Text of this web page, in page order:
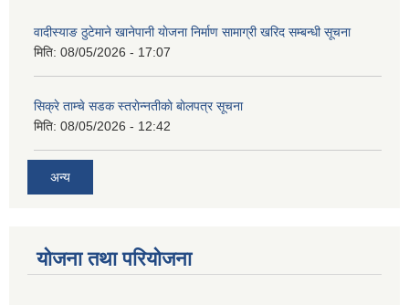
वादीस्याङ ठुटेमाने खानेपानी याेजना निर्माण सामाग्री खरिद सम्बन्धी सूचना
मिति: 08/05/2026 - 17:07
सिक्रे ताम्चे सडक स्तराेन्नतीकाे बाेलपत्र सूचना
मिति: 08/05/2026 - 12:42
अन्य
योजना तथा परियोजना